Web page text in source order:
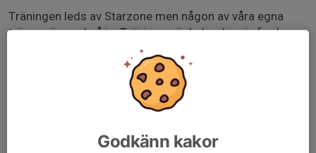
Träningen leds av Starzone men någon av våra egna
tränare är med på is. Träningen är belagd varje fredag
Godkänn kakor